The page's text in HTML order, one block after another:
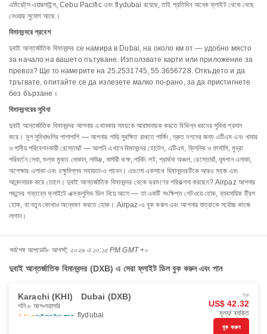
এমিরেট্‌স এয়ারলাইন্স, Cebu Pacific এবং flydubai রয়েছে, তাই প্রতিদিন অনেক ফ্লাইট থেকে বেছে
নেওয়ার সুযোগ আছে।
বিমানবন্দরে প্রবেশ
দুবাই আন্তর্জাতিক বিমানবন্দর се намира в Dubai, на около км от — удобно място
за начало на вашето пътуване. Използвате карти или приложение за
превоз? Ще го намерите на 25.2531745, 55.3656728. Откъдето и да
тръгвате, опитайте се да излезете малко по-рано, за да пристигнете
без бързане।
বিমানবন্দরের সুবিধা
দুবাই আন্তর্জাতিক বিমানবন্দর আপনার এখানকার সময়কে আরামদায়ক করতে বিভিন্ন ধরনের সুবিধা প্রদান
করে। মূল সুবিধাগুলির পাশাপাশি — আপনার গাড়ি সুরক্ষিত রাখতে পার্কিং, দ্রুত নগদের জন্য এটিএম এবং খাবার
ও পানীয় পরিবেশনকারী রেস্তোরাঁ — আপনি এখানে বিমানবন্দর হোটেল, এটিএম, ক্লিনিক ও ফার্মাসি, মুদ্রা
পরিবর্তন সেবা, শুল্ক মুক্ত দোকান, লাউঞ্জ, নার্সারী কক্ষ, পার্কিং লট, প্রার্থনা অঞ্চল, রেস্তোরাঁ, ধূমপান এলাকা,
অপেক্ষার এলাকা এবং চক্ষুবিপ্লব সহায়তা-ও পাবেন। এগুলো একসাথে বিমানবন্দরটিকে আরও সহজ এবং
আনন্দদায়ক করে তোলে। দুবাই আন্তর্জাতিক বিমানবন্দর থেকে ভ্রমণের পরিকল্পনা করছেন? Airpaz আপনার
পছন্দের গন্তব্যে ফ্লাইটে এক্সক্লুসিভ ডিল নিয়ে আসে — তা একটি সংক্ষিপ্ত গেটওয়ে হোক, ব্যবসায়িক ট্রিপ
হোক, বা নতুন কোথাও অন্বেষণ করতে হোক। Airpaz-এ বুক করুন এবং আপনার যাত্রাকে সর্বোচ্চ কাজে
লাগান।
সর্বশেষ আপডেট৮ আগস্ট, ২০২৬ এ ১০:১৫ PM GMT +০
দুবাই আন্তর্জাতিক বিমানবন্দর (DXB) এ সেরা ফ্লাইট ডিল বুক করুন এবং পান
Karachi (KHI) Dubai (DXB)
শনি ৮ আগ সরাসরি
flydubai
শুরু
US$ 42.32
মূল্য/ ব্যক্তি
বুক করুন